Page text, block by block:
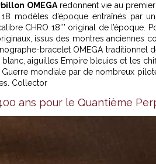
OMEGAredonnent vie au
modèles d’époque entraînés par
CHRO 18’’’ original de l’époque.
issus des montres anciennes
bracelet OMEGA
aiguilles Empire bleuies et les
mondiale par de nombreux
Collector
ans pour le Quantième